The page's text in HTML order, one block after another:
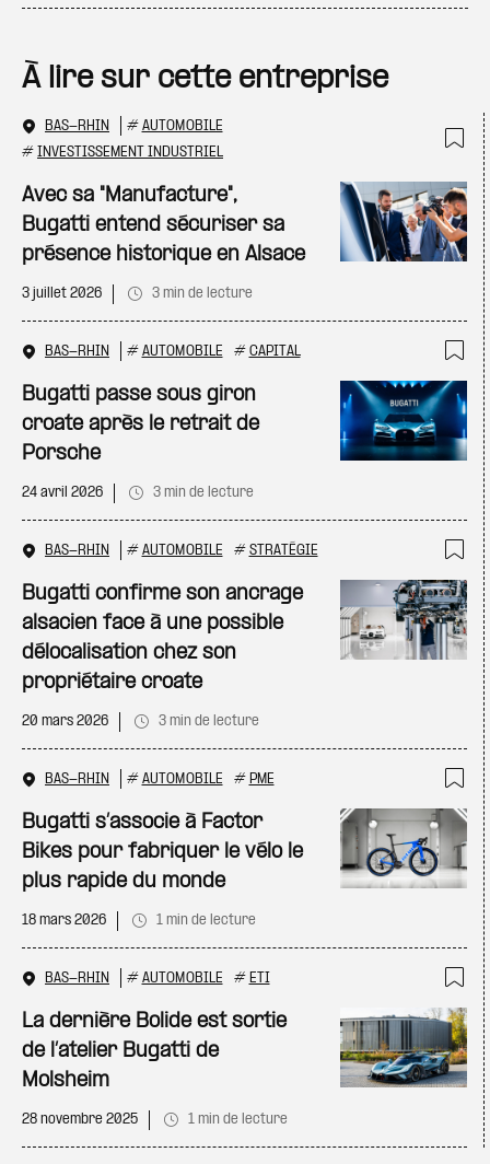
À lire sur cette entreprise
BAS-RHIN # AUTOMOBILE
# INVESTISSEMENT INDUSTRIEL
Avec sa "Manufacture",
Bugatti entend sécuriser sa
présence historique en Alsace
3 juillet 2026 3 min de lecture
BAS-RHIN # AUTOMOBILE # CAPITAL
Bugatti passe sous giron
croate après le retrait de
Porsche
24 avril 2026 3 min de lecture
BAS-RHIN # AUTOMOBILE # STRATÉGIE
Bugatti confirme son ancrage
alsacien face à une possible
délocalisation chez son
propriétaire croate
20 mars 2026 3 min de lecture
BAS-RHIN # AUTOMOBILE # PME
Bugatti s’associe à Factor
Bikes pour fabriquer le vélo le
plus rapide du monde
18 mars 2026 1 min de lecture
BAS-RHIN # AUTOMOBILE # ETI
La dernière Bolide est sortie
de l’atelier Bugatti de
Molsheim
28 novembre 2025 1 min de lecture